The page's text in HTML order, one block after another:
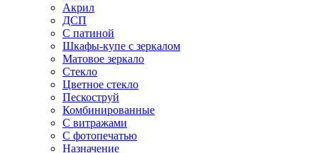
Акрил
ДСП
С патиной
Шкафы-купе с зеркалом
Матовое зеркало
Стекло
Цветное стекло
Пескоструй
Комбинированные
С витражами
С фотопечатью
Назначение